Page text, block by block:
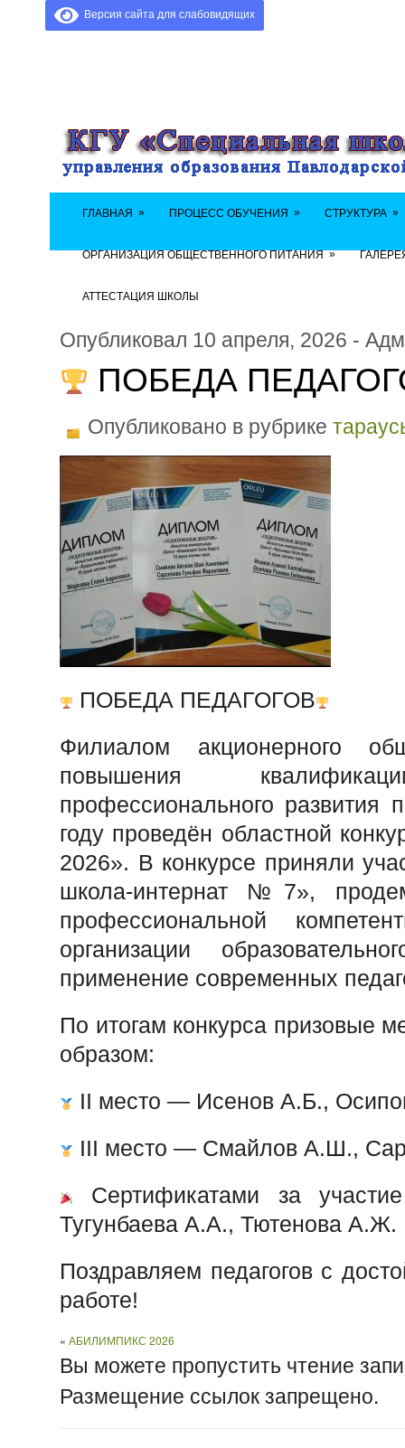
Версия сайта для слабовидящих
ГЛАВНАЯ » ПРОЦЕСС ОБУЧЕНИЯ » СТРУКТУРА »
ОРГАНИЗАЦИЯ ОБЩЕСТВЕННОГО ПИТАНИЯ »
АТТЕСТАЦИЯ ШКОЛЫ
Опубликовал 10 апреля, 2026 -
ПОБЕДА
Опубликовано в рубрике
ПОБЕДА ПЕДАГОГОВ
Филиалом акционерного
повышения
профессионального развития
году проведён областной
2026». В конкурсе приняли
школа-интернат №7»,
профессиональной
организации
применение современных
По итогам конкурса призовые
образом:
II место — Исенов А.Б.,
III место — Смайлов А.Ш.,
Сертификатами за
Тугунбаева А.А., Тютенова А.Ж.
Поздравляем педагогов с
работе!
« АБИЛИМПИКС 2026
Вы можете пропустить чтение
Размещение ссылок запрещено.